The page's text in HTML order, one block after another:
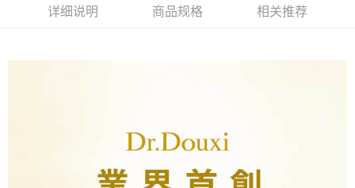
台湾大哥大与本人进行分期账单所需资料之确认、核对及更正。
3. 完整用户服务条款，请详阅以下链接：
https://oppay.tw/userRule
1. 初次使用 AFTEE 時，將依認證結果及本公司審查結果，核予每個人不同
AFTEE 於本服務必要服務範圍內運用。關於 AFTEE 對於個人資料之蒐集、
https://aftee.tw/privacypolicy/）。
每笔NT$70，满NT$1,000(含以上)免运费
每笔NT$70，满NT$1,000(含以上)免运费
详细说明 商品规格 相关推荐